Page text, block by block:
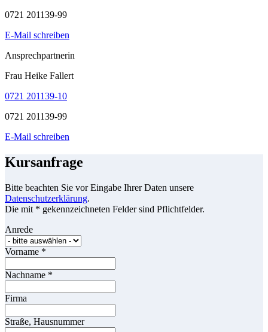
0721 201139-99
E-Mail schreiben
Ansprechpartnerin
Frau Heike Fallert
0721 201139-10
0721 201139-99
E-Mail schreiben
Kursanfrage
Bitte beachten Sie vor Eingabe Ihrer Daten unsere
Datenschutzerklärung.
Die mit * gekennzeichneten Felder sind Pflichtfelder.
Anrede
Vorname *
Nachname *
Firma
Straße, Hausnummer